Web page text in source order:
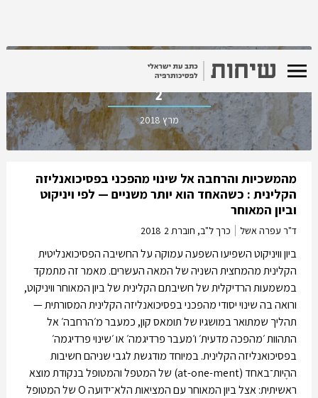
כרך ל"ב, חוברת
2
מרץ 2018
מהמשכיות והרחבה אל שינוי מהפכני בפסיכואנליזה
הקלינית : כשהאחד הוא יותר משניים — לפי ויניקוט
וביון המאוחר
ד"ר עפרה אשל כרך ל"ב, חוברת 2 2018
ביון וויניקוט השפיעו השפעה עמוקה על החשיבה הפסיכואנליטית
הקלינית מהמחצית השניה של המאה העשרים. מאמר זה מתמקד
במשמעות הרדיקלית של חשיבתם הקלינית של ביון המאוחר וויניקוט,
ורואה בה שינוי יסודי מהפכני בפסיכואנליזה הקלינית המסורתית —
תהליך שמתואר במושגיו של תומאס קון, כמעבר מ׳הרחבה׳ אל
התהוות ׳מהפכה מדעית׳ ו׳מעבר פרדיגמה׳ או ׳שינוי פרדיגמה׳
בפסיכואנליזה הקלינית. במיוחד מודגשת לגבי שניהם חשיבות
ההֶיות־באחד (at-one-ment) של המטפל והמטופל בנקודת מוצא
ראשיתית: אצל ביון המאוחר עם המציאות הלא־ידועה O של המטופל